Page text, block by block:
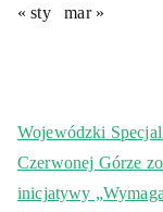
« sty mar »
Wojewódzki
Czerwonej Górze
inicjatywy